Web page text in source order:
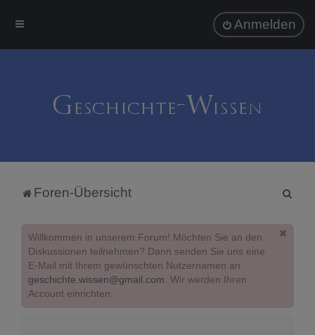
Anmelden
Foren-Übersicht
Willkommen in unserem Forum! Möchten Sie an den
Diskussionen teilnehmen? Dann senden Sie uns eine
E-Mail mit Ihrem gewünschten Nutzernamen an
geschichte.wissen@gmail.com. Wir werden Ihren
Account einrichten.